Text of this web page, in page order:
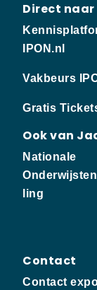
Direct naar
IPON.nl
Vakbeurs
Gratis
Ook van
Nationale
ling
Contact
Contact